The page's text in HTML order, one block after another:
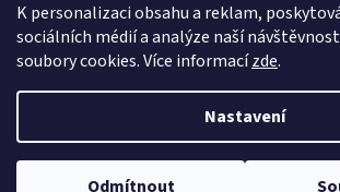
K personalizaci obsahu a reklam,
sociálních médií a analýze naší
soubory cookies. Více informacízde.
Nastavení
Odmítnout
Jak nakupovat
Obchodní podmínky
Vytvořil Shoptet